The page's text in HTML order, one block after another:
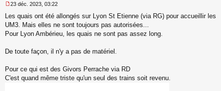
e
s
s
e
o
n
23 déc. 2023, 03:22
Les quais ont été allongés sur Lyon St Etienne (via RG) pour accueillir les
UM3. Mais elles ne sont toujours pas autorisées...
Pour Lyon Ambérieu, les quais ne sont pas assez long.
De toute façon, il n'y a pas de matériel.
Pour ce qui est des Givors Perrache via RD
C'est quand même triste qu'un seul des trains soit revenu.